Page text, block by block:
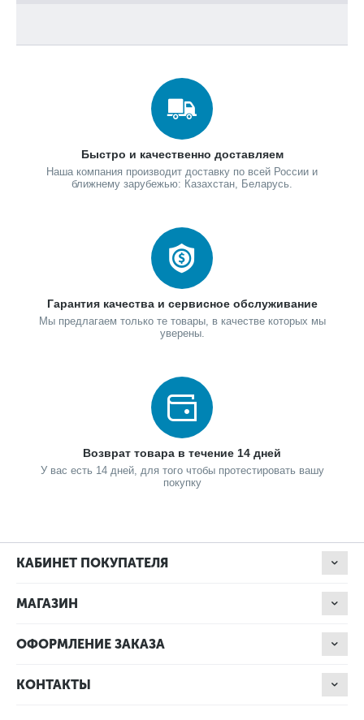
Быстро и качественно доставляем
Наша компания производит доставку по всей России и
ближнему зарубежью: Казахстан, Беларусь.
Гарантия качества и сервисное обслуживание
Мы предлагаем только те товары, в качестве которых мы
уверены.
Возврат товара в течение 14 дней
У вас есть 14 дней, для того чтобы протестировать вашу
покупку
КАБИНЕТ ПОКУПАТЕЛЯ
МАГАЗИН
ОФОРМЛЕНИЕ ЗАКАЗА
КОНТАКТЫ